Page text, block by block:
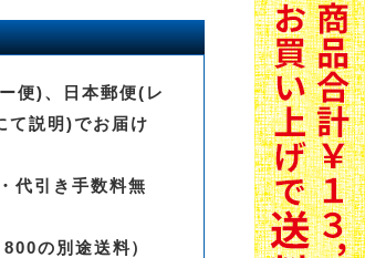
便)、日本郵便(レ
て説明)でお届け
代引き手数料無
の別途送料）